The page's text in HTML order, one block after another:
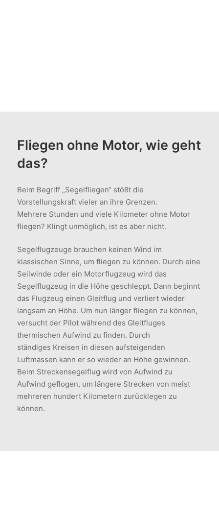
Fliegen ohne Motor, wie geht
das?
Beim Begriff „Segelfliegen“ stößt die
Vorstellungskraft vieler an ihre Grenzen.
Mehrere Stunden und viele Kilometer ohne Motor
fliegen? Klingt unmöglich, ist es aber nicht.
Segelflugzeuge brauchen keinen Wind im
klassischen Sinne, um fliegen zu können. Durch eine
Seilwinde oder ein Motorflugzeug wird das
Segelflugzeug in die Höhe geschleppt. Dann beginnt
das Flugzeug einen Gleitflug und verliert wieder
langsam an Höhe. Um nun länger fliegen zu können,
versucht der Pilot während des Gleitfluges
thermischen Aufwind zu finden. Durch
ständiges Kreisen in diesen aufsteigenden
Luftmassen kann er so wieder an Höhe gewinnen.
Beim Streckensegelflug wird von Aufwind zu
Aufwind geflogen, um längere Strecken von meist
mehreren hundert Kilometern zurücklegen zu
können.